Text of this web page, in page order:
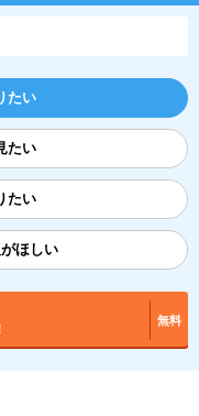
たい
たい
たい
ほしい
無料